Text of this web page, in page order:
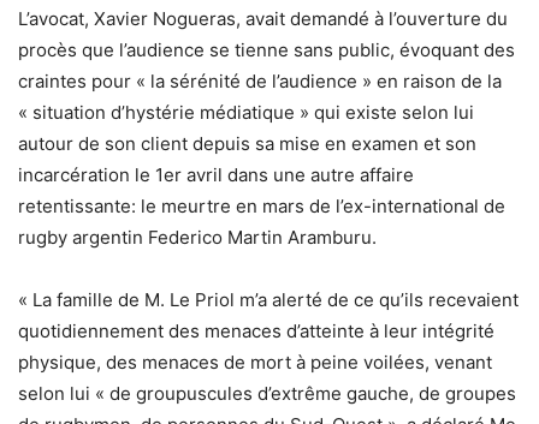
L’avocat, Xavier Nogueras, avait demandé à l’ouverture du
procès que l’audience se tienne sans public, évoquant des
craintes pour « la sérénité de l’audience » en raison de la
« situation d’hystérie médiatique » qui existe selon lui
autour de son client depuis sa mise en examen et son
incarcération le 1er avril dans une autre affaire
retentissante: le meurtre en mars de l’ex-international de
rugby argentin Federico Martin Aramburu.
« La famille de M. Le Priol m’a alerté de ce qu’ils recevaient
quotidiennement des menaces d’atteinte à leur intégrité
physique, des menaces de mort à peine voilées, venant
selon lui « de groupuscules d’extrême gauche, de groupes